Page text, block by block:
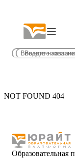
NOT FOUND 404
Образовательная